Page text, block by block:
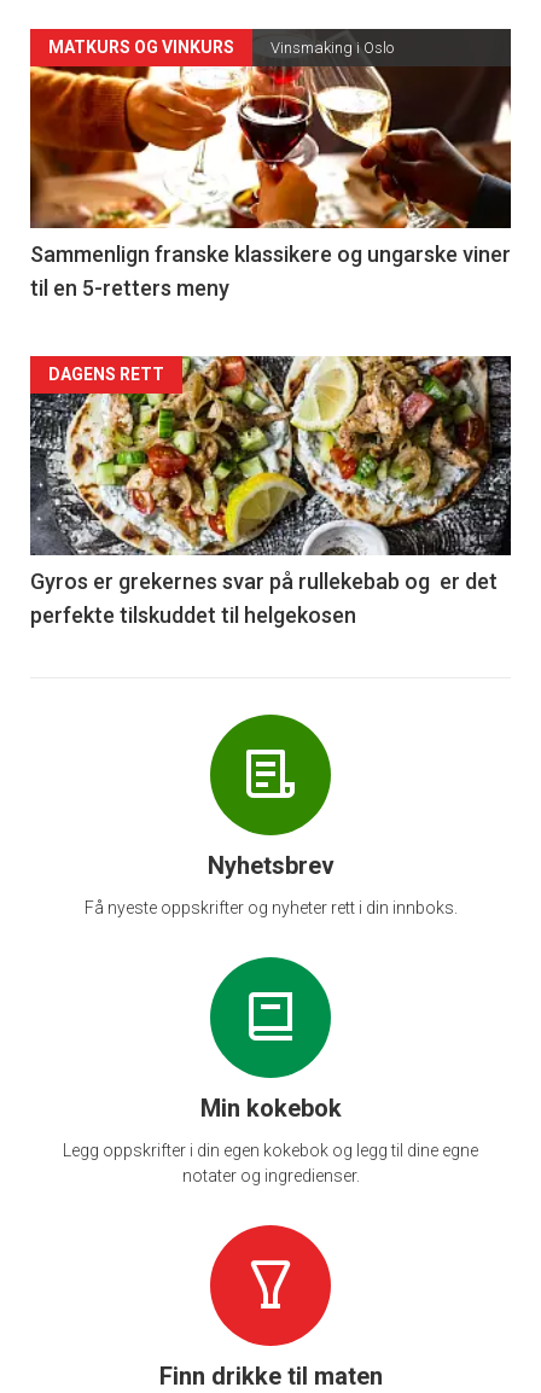
Forsiden
akkurat
nå
-
5
MATKURS OG VINKURS Vinsmaking i Oslo
Sammenlign franske klassikere og ungarske viner
til en 5-retters meny
Forsiden
akkurat
nå
-
6
DAGENS RETT
Gyros er grekernes svar på rullekebab og er det
perfekte tilskuddet til helgekosen
Nyhetsbrev
Få nyeste oppskrifter og nyheter rett i din innboks.
Min kokebok
Legg oppskrifter i din egen kokebok og legg til dine egne
notater og ingredienser.
Finn drikke til maten